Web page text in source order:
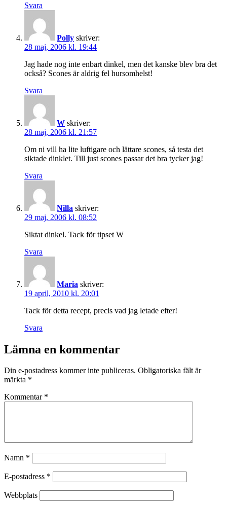
Svara
Polly skriver:
28 maj, 2006 kl. 19:44
Jag hade nog inte enbart dinkel, men det kanske blev bra det
också? Scones är aldrig fel hursomhelst!
Svara
W skriver:
28 maj, 2006 kl. 21:57
Om ni vill ha lite luftigare och lättare scones, så testa det
siktade dinklet. Till just scones passar det bra tycker jag!
Svara
Nilla skriver:
29 maj, 2006 kl. 08:52
Siktat dinkel. Tack för tipset W
Svara
Maria skriver:
19 april, 2010 kl. 20:01
Tack för detta recept, precis vad jag letade efter!
Svara
Lämna en kommentar
Din e-postadress kommer inte publiceras. Obligatoriska fält är
märkta *
Kommentar *
Namn *
E-postadress *
Webbplats